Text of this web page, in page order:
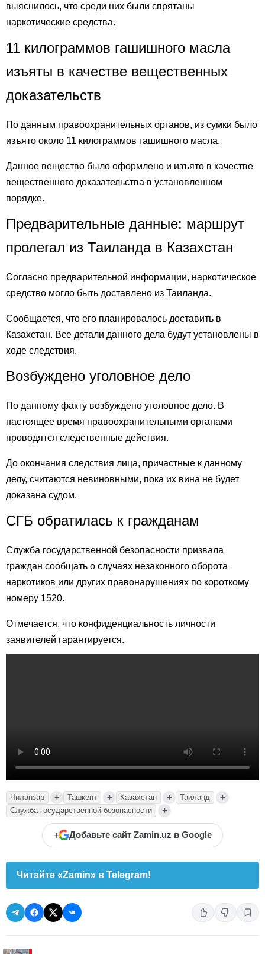
выяснилось, что среди них были спрятаны
наркотические средства.
11 килограммов гашишного масла
изъяты в качестве вещественных
доказательств
По данным правоохранительных органов, из сумки было
изъято около 11 килограммов гашишного масла.
Данное вещество было оформлено и изъято в качестве
вещественного доказательства в установленном
порядке.
Предварительные данные: маршрут
пролегал из Таиланда в Казахстан
Согласно предварительной информации, наркотическое
средство могло быть доставлено из Таиланда.
Сообщается, что его планировалось доставить в
Казахстан. Все детали данного дела будут установлены в
ходе следствия.
Возбуждено уголовное дело
По данному факту возбуждено уголовное дело. В
настоящее время правоохранительными органами
проводятся следственные действия.
До окончания следствия лица, причастные к данному
делу, считаются невиновными, пока их вина не будет
доказана судом.
СГБ обратилась к гражданам
Служба государственной безопасности призвала
граждан сообщать о случаях незаконного оборота
наркотиков или других правонарушениях по короткому
номеру 1520.
Отмечается, что конфиденциальность личности
заявителей гарантируется.
Чиланзар + Ташкент + Казахстан + Таиланд +
Служба государственной безопасности +
+ Добавьте сайт Zamin.uz в Google
Читайте «Zamin» в Telegram!